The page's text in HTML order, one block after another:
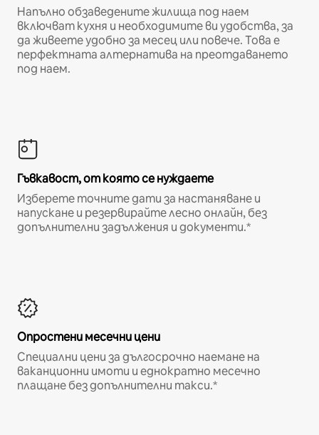
Напълно обзаведените жилища под наем
включват кухня и необходимите ви удобства, за
да живеете удобно за месец или повече. Това е
перфектната алтернатива на преотдаването
под наем.
Гъвкавост, от която се нуждаете
Изберете точните дати за настаняване и
напускане и резервирайте лесно онлайн, без
допълнителни задължения и документи.*
Опростени месечни цени
Специални цени за дългосрочно наемане на
ваканционни имоти и еднократно месечно
плащане без допълнителни такси.*